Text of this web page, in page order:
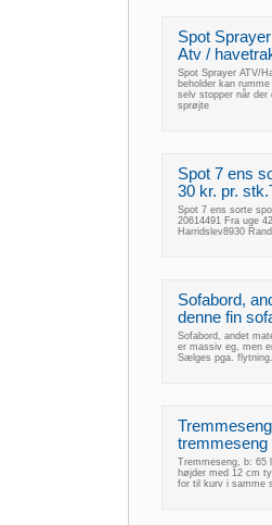
Spot
Atv /
Spot Sprayer ATV/
beholder kan
selv stopper når der
sprøjte
Spot 7 ens
30 kr. pr.
Spot 7 ens sorte
20614491 Fra uge
Harridslev8930
Sofabord,
denne fin
Sofabord, andet
er massiv eg, men
Sælges pga.
tremmeseng
Tremmeseng, b: 65
højder med 12 cm
for til kurv i samme